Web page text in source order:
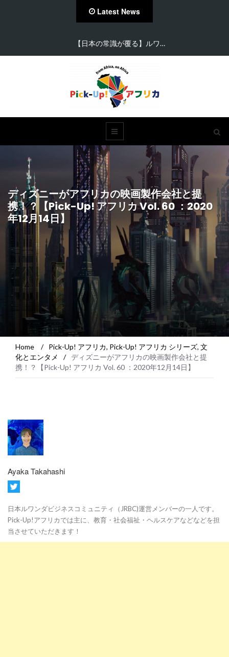
Latest News
【日本の常識が覆る】ルワ…
ディズニーがアフリカの映画製作会社と提
携！？【Pick-Up! アフリカ Vol. 60 ：2020
年12月14日】
Home / Pick-Up! アフリカ, Pick-Up! アフリカ シリーズ, 文
化とエンタメ
/ ディズニーがアフリカの映画製作会社と提
携！？【Pick-Up! アフリカ Vol. 60 ：2020年12月14日】
Ayaka Takahashi
日本ルワンダビジネスコミュニティ（JRBC)運営メンバーの一人です。
Pick-Up!アフリカでは主に、教育・社会福祉・ヘルスケアなどなどを担
当させていただきます！